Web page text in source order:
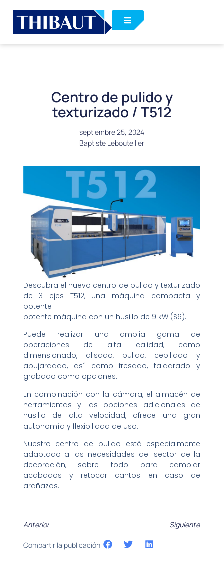
Centro de pulido y
texturizado / T512
septiembre 25, 2024
Baptiste Lebouteiller
Descubra el nuevo centro de pulido y texturizado
de 3 ejes T512, una máquina compacta y
potente
potente máquina con un husillo de 9 kW (S6).
Puede realizar una amplia gama de
operaciones de alta calidad, como
dimensionado, alisado, pulido, cepillado y
abujardado, así como fresado, taladrado y
grabado como opciones.
En combinación con la cámara, el almacén de
herramientas y las opciones adicionales de
husillo de alta velocidad, ofrece una gran
autonomía y flexibilidad de uso.
Nuestro centro de pulido está especialmente
adaptado a las necesidades del sector de la
decoración, sobre todo para cambiar
acabados y retocar cantos en caso de
arañazos.
Anterior Siguiente
Compartir la publicación: